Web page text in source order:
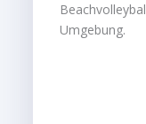
Umgebung.